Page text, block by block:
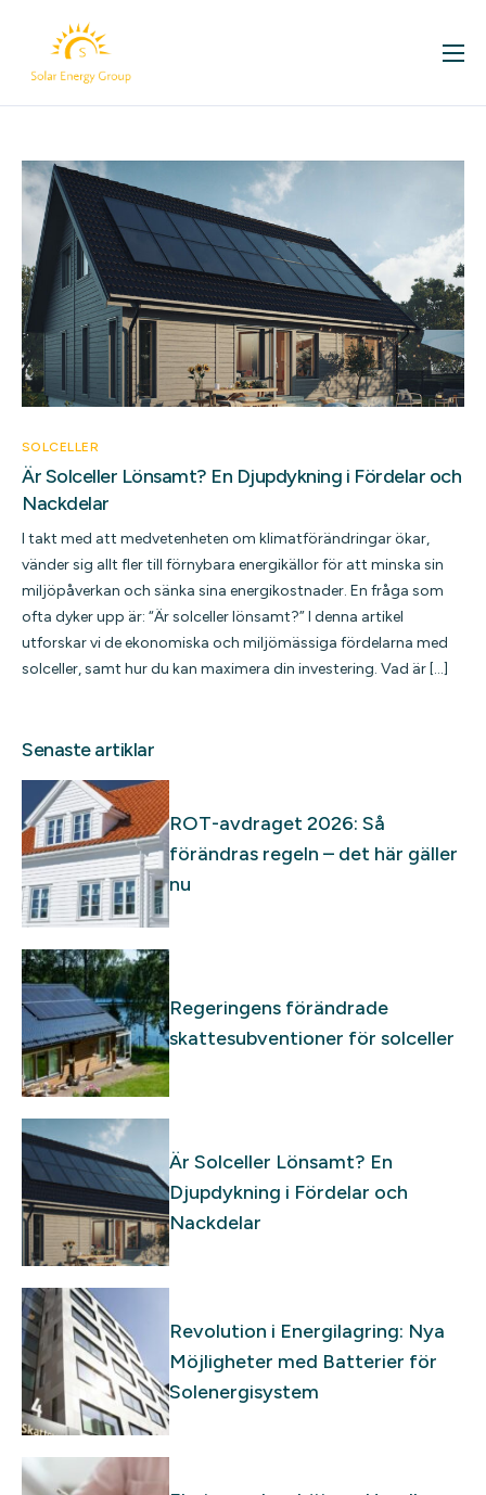
För ditt hem
Om oss
Kontakt
Våra projekt
Solcellsbloggen
SOLCELLER
Är Solceller Lönsamt? En Djupdykning i Fördelar och
Nackdelar
I takt med att medvetenheten om klimatförändringar ökar,
vänder sig allt fler till förnybara energikällor för att minska sin
miljöpåverkan och sänka sina energikostnader. En fråga som
ofta dyker upp är: “Är solceller lönsamt?” I denna artikel
utforskar vi de ekonomiska och miljömässiga fördelarna med
solceller, samt hur du kan maximera din investering. Vad är […]
Senaste artiklar
ROT-avdraget 2026: Så
förändras regeln – det här gäller
nu
Regeringens förändrade
skattesubventioner för solceller
Är Solceller Lönsamt? En
Djupdykning i Fördelar och
Nackdelar
Revolution i Energilagring: Nya
Möjligheter med Batterier för
Solenergisystem